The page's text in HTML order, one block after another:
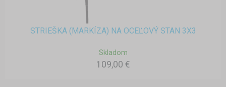
STRIEŠKA (MARKÍZA) NA OCEĽOVÝ STAN 3X3
Skladom
109,00 €